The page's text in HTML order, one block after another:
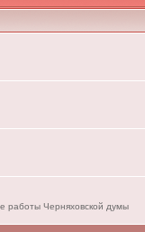
работы Черняховской думы